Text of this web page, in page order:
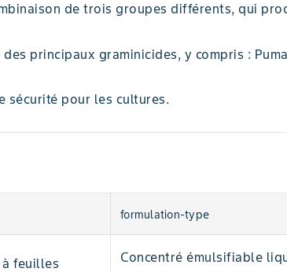
de trois groupes différents, qui
principaux graminicides, y compris :
sécurité pour les cultures.
formulation-type
à feuilles
Concentré émulsifiable